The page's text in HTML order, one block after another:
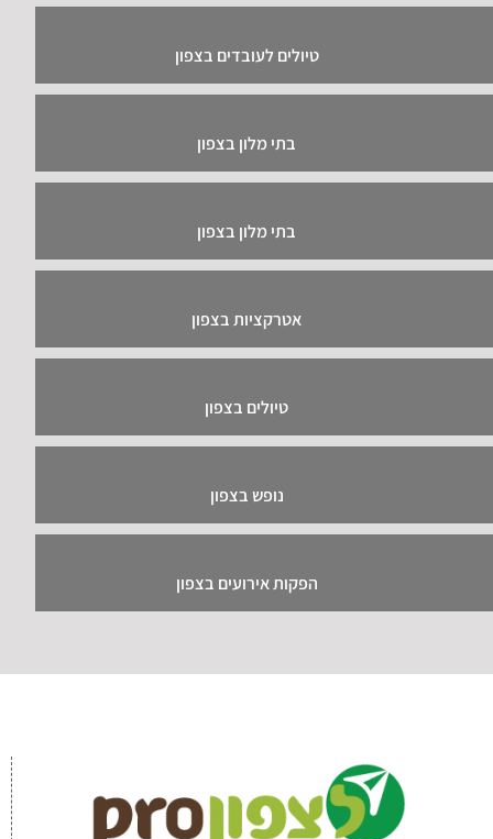
טיולים לעובדים בצפון
בתי מלון בצפון
בתי מלון בצפון
אטרקציות בצפון
טיולים בצפון
נופש בצפון
הפקות אירועים בצפון